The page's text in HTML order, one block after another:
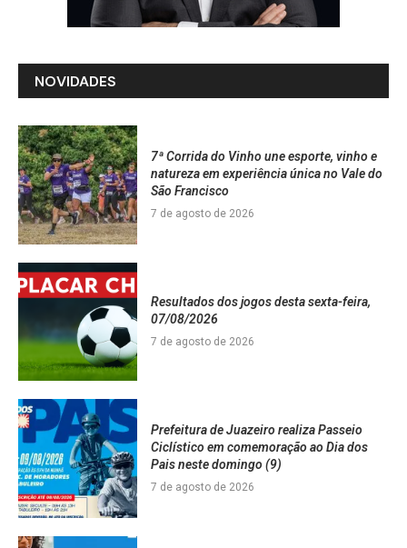
NOVIDADES
7ª Corrida do Vinho une esporte, vinho e
natureza em experiência única no Vale do
São Francisco
7 de agosto de 2026
Resultados dos jogos desta sexta-feira,
07/08/2026
7 de agosto de 2026
Prefeitura de Juazeiro realiza Passeio
Ciclístico em comemoração ao Dia dos
Pais neste domingo (9)
7 de agosto de 2026